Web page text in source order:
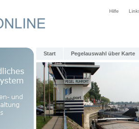
Hilfe
Start Pegelauswahl über Karte